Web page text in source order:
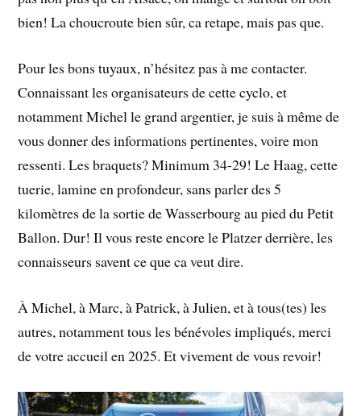
bien! La choucroute bien sûr, ca retape, mais pas que.
Pour les bons tuyaux, n’hésitez pas à me contacter.
Connaissant les organisateurs de cette cyclo, et
notamment Michel le grand argentier, je suis à même de
vous donner des informations pertinentes, voire mon
ressenti. Les braquets? Minimum 34-29! Le Haag, cette
tuerie, lamine en profondeur, sans parler des 5
kilomètres de la sortie de Wasserbourg au pied du Petit
Ballon. Dur! Il vous reste encore le Platzer derrière, les
connaisseurs savent ce que ca veut dire.
À Michel, à Marc, à Patrick, à Julien, et à tous(tes) les
autres, notamment tous les bénévoles impliqués, merci
de votre accueil en 2025. Et vivement de vous revoir!